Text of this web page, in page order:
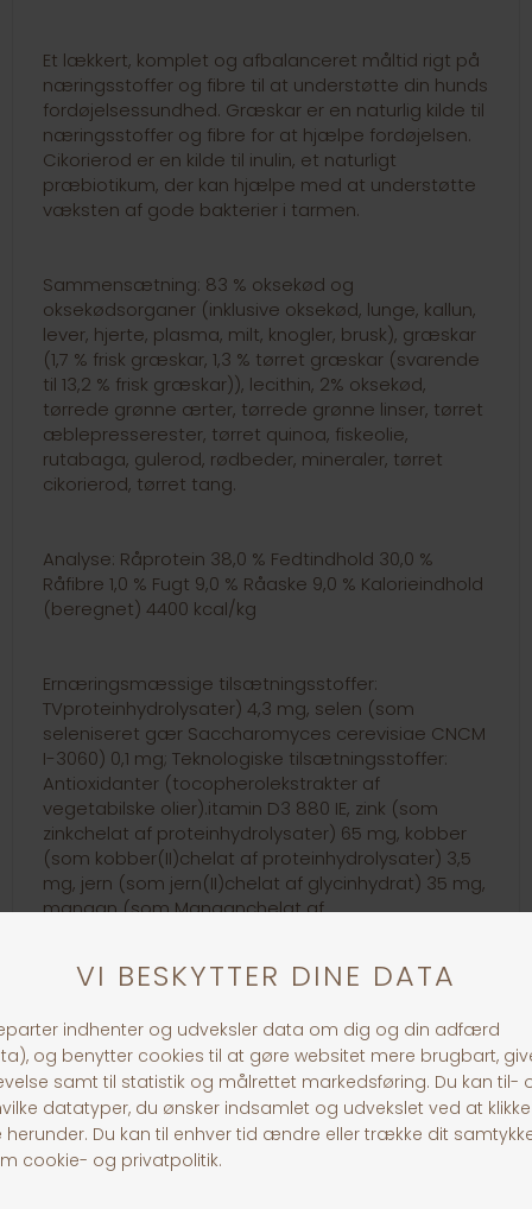
Et lækkert, komplet og afbalanceret måltid rigt på
næringsstoffer og fibre til at understøtte din hunds
fordøjelsessundhed. Græskar er en naturlig kilde til
næringsstoffer og fibre for at hjælpe fordøjelsen.
Cikorierod er en kilde til inulin, et naturligt
præbiotikum, der kan hjælpe med at understøtte
væksten af gode bakterier i tarmen.
Sammensætning: 83 % oksekød og
oksekødsorganer (inklusive oksekød, lunge, kallun,
lever, hjerte, plasma, milt, knogler, brusk), græskar
(1,7 % frisk græskar, 1,3 % tørret græskar (svarende
til 13,2 % frisk græskar)), lecithin, 2% oksekød,
tørrede grønne ærter, tørrede grønne linser, tørret
æblepresserester, tørret quinoa, fiskeolie,
rutabaga, gulerod, rødbeder, mineraler, tørret
cikorierod, tørret tang.
Analyse: Råprotein 38,0 % Fedtindhold 30,0 %
Råfibre 1,0 % Fugt 9,0 % Råaske 9,0 % Kalorieindhold
(beregnet) 4400 kcal/kg
Ernæringsmæssige tilsætningsstoffer:
TVproteinhydrolysater) 4,3 mg, selen (som
seleniseret gær Saccharomyces cerevisiae CNCM
I-3060) 0,1 mg; Teknologiske tilsætningsstoffer:
Antioxidanter (tocopherolekstrakter af
vegetabilske olier).itamin D3 880 IE, zink (som
zinkchelat af proteinhydrolysater) 65 mg, kobber
(som kobber(II)chelat af proteinhydrolysater) 3,5
mg, jern (som jern(II)chelat af glycinhydrat) 35 mg,
mangan (som Manganchelat af
30 dages returret
Fragt fra 39,-